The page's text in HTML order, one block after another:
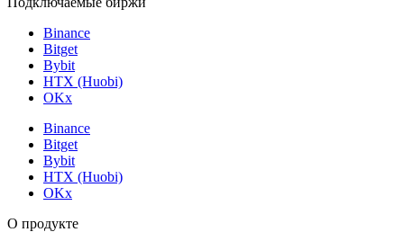
Binance
Bitget
Bybit
HTX (Huobi)
OKx
Binance
Bitget
Bybit
HTX (Huobi)
OKx
О продукте